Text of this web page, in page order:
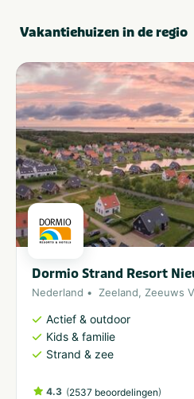
Vakantiehuizen in de regio
Dormio Strand Resort
Nederland Zeeland, Zeeuws
Actief & outdoor
Kids & familie
Strand & zee
4.3 (2537 beoordelingen)